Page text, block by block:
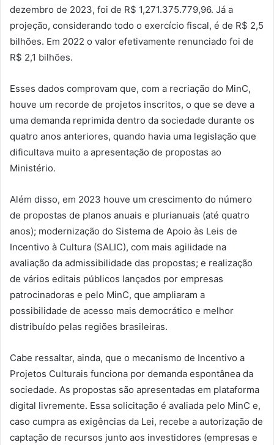
dezembro de 2023, foi de R$ 1,271.375.779,96. Já a
projeção, considerando todo o exercício fiscal, é de R$ 2,5
bilhões. Em 2022 o valor efetivamente renunciado foi de
R$ 2,1 bilhões.
Esses dados comprovam que, com a recriação do MinC,
houve um recorde de projetos inscritos, o que se deve a
uma demanda reprimida dentro da sociedade durante os
quatro anos anteriores, quando havia uma legislação que
dificultava muito a apresentação de propostas ao
Ministério.
Além disso, em 2023 houve um crescimento do número
de propostas de planos anuais e plurianuais (até quatro
anos); modernização do Sistema de Apoio às Leis de
Incentivo à Cultura (SALIC), com mais agilidade na
avaliação da admissibilidade das propostas; e realização
de vários editais públicos lançados por empresas
patrocinadoras e pelo MinC, que ampliaram a
possibilidade de acesso mais democrático e melhor
distribuído pelas regiões brasileiras.
Cabe ressaltar, ainda, que o mecanismo de Incentivo a
Projetos Culturais funciona por demanda espontânea da
sociedade. As propostas são apresentadas em plataforma
digital livremente. Essa solicitação é avaliada pelo MinC e,
caso cumpra as exigências da Lei, recebe a autorização de
captação de recursos junto aos investidores (empresas e